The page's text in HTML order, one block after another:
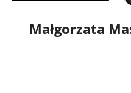
Małgorzata